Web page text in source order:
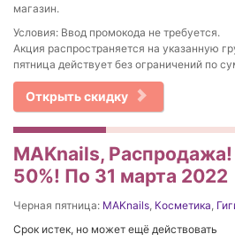
магазин.
Условия: Ввод промокода не требуется.
Акция распространяется на указанную
пятница действует без ограничений по
Открыть скидку
MAKnails,
50%! По 31 марта 2022
Черная пятница: MAKnails Косметика
Срок истек, но может ещё действовать